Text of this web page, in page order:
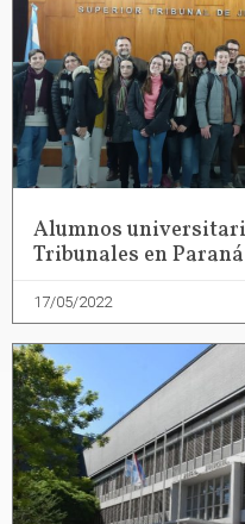
Alumnos
Tribunales en Paraná
17/05/2022